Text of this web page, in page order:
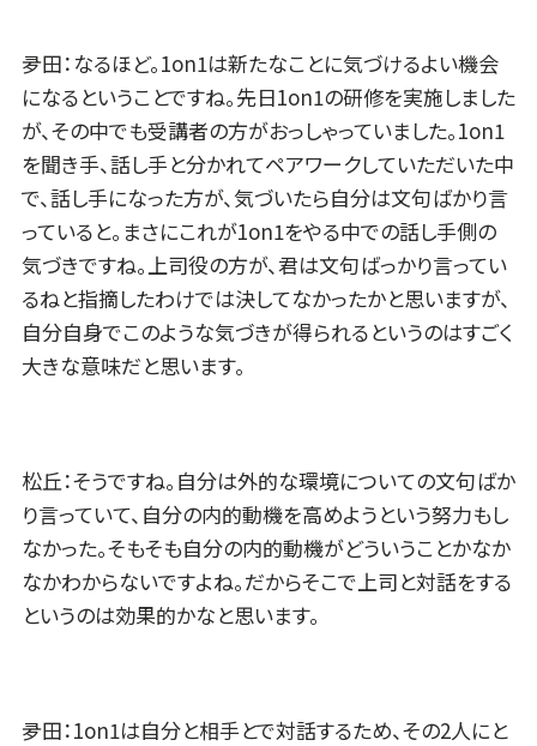
夛田：なるほど。1on1は新たなことに気づけるよい機会
になるということですね。先日1on1の研修を実施しました
が、その中でも受講者の方がおっしゃっていました。1on1
を聞き手、話し手と分かれてペアワークしていただいた中
で、話し手になった方が、気づいたら自分は文句ばかり言
っていると。まさにこれが1on1をやる中での話し手側の
気づきですね。上司役の方が、君は文句ばっかり言ってい
るねと指摘したわけでは決してなかったかと思いますが、
自分自身でこのような気づきが得られるというのはすごく
大きな意味だと思います。
松丘：そうですね。自分は外的な環境についての文句ばか
り言っていて、自分の内的動機を高めようという努力もし
なかった。そもそも自分の内的動機がどういうことかなか
なかわからないですよね。だからそこで上司と対話をする
というのは効果的かなと思います。
夛田：1on1は自分と相手とで対話するため、その2人にと